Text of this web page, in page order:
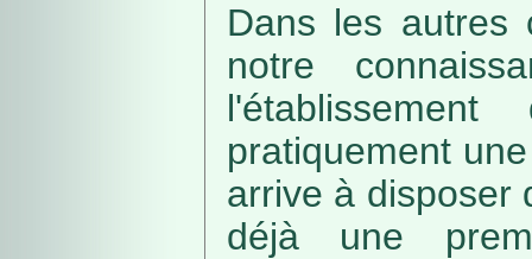
Dans les autres
notre
pratiquement
arrive à disposer
déjà une